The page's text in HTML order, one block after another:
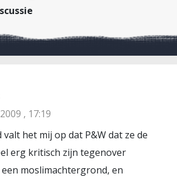
, 17:19
het mij op dat P&W dat ze de
erg kritisch zijn tegenover
moslimachtergrond, en